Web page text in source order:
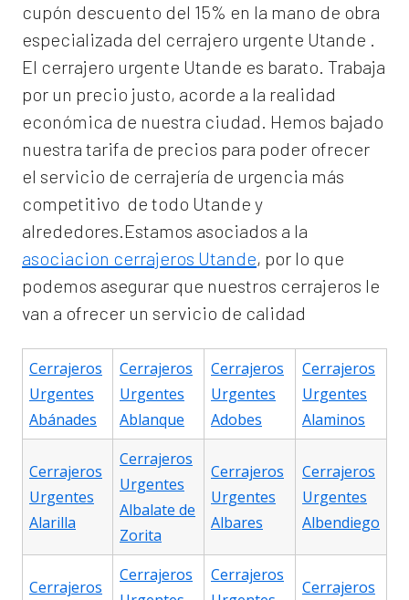
cupón descuento del 15% en la mano de obra
especializada del cerrajero urgente Utande .
El cerrajero urgente Utande es barato. Trabaja
por un precio justo, acorde a la realidad
económica de nuestra ciudad. Hemos bajado
nuestra tarifa de precios para poder ofrecer
el servicio de cerrajería de urgencia más
competitivo de todo Utande y
alrededores.Estamos asociados a la
asociacion cerrajeros Utande, por lo que
podemos asegurar que nuestros cerrajeros le
van a ofrecer un servicio de calidad
Cerrajeros
Urgentes
Abánades
Cerrajeros
Urgentes
Ablanque
Cerrajeros
Urgentes
Adobes
Cerrajeros
Urgentes
Alaminos
Cerrajeros
Urgentes
Alarilla
Cerrajeros
Urgentes
Albalate de
Zorita
Cerrajeros
Urgentes
Albares
Cerrajeros
Urgentes
Albendiego
Cerrajeros
Cerrajeros
Cerrajeros
Cerrajeros